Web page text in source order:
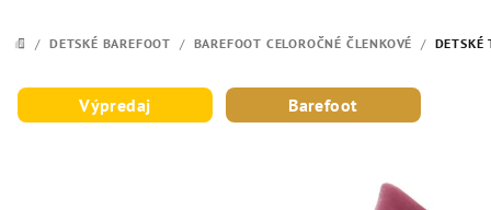
DOMOV
/ DETSKÉ BAREFOOT / BAREFOOT CELOROČNÉ ČLENKOVÉ / DETSKÉ
Výpredaj Barefoot